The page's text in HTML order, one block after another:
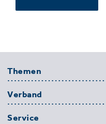
Themen
Verband
Service